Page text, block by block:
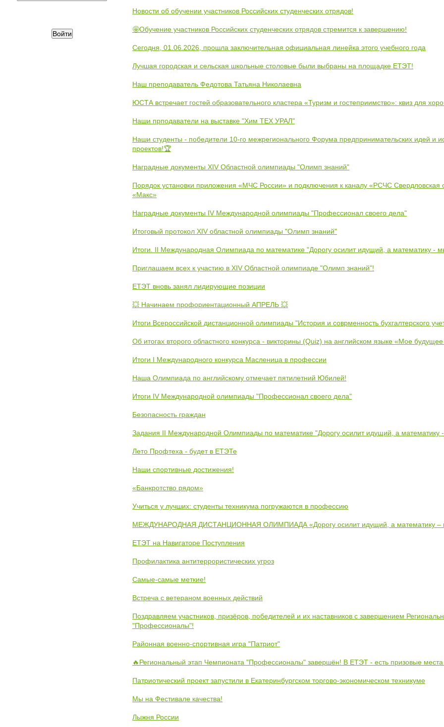
Новости об обучении участников Российских студенческих отрядов!
🤩Обучение участников Российских студенческих отрядов стремится к завершению!
Сегодня, 01.06.2026, прошла заключительная официальная линейка этого учебного года
Лучшая городская и сельская школьные столовые были выбраны на площадке ЕТЭТ!
Наш преподаватель Федотова Татьяна Николаевна
ЮСТА встречает гостей образовательного кластера «Туризм и гостеприимство»: квиз для
Наши прподаватели на выставке "Хим ТЕХ УРАЛ"
Наши студенты - победители 10-го межрегионального Форума предпринимательских идей и
проектов!🏆
Наградные документы XIV Областной олимпиады "Олимп знаний"
Порядок установки приложения «МЧС России» и подключения к каналу «РСЧС Свердловская
«Макс»
Наградные документы IV Международной олимпиады "Профессионал своего дела"
Итоговый протокол XIV областной олимпиады "Олимп знаний"
Итоги. II Международная Олимпиада по математике "Дорогу осилит идущий, а математику -
Приглашаем всех к участию в XIV Областной олимпиаде "Олимп знаний"!
ЕТЭТ вновь занял лидирующие позиции
💥 Начинаем профориентационный АПРЕЛЬ 💥
Итоги Всероссийской дистанционной олимпиады "История и соврменность бухгалтерского
Об итогах второго областного конкурса - викторины (Quiz) на английском языке «Мое
Итоги I Международного конкурса Масленица в профессии
Наша Олимпиада по английскому отмечает пятилетний Юбилей!
Итоги IV Международной олимпиады "Профессионал своего дела"
Безопасность граждан
Задания II Международной Олимпиады по математике "Дорогу осилит идущий, а
Лето Профтеха - будет в ЕТЭТе
Наши спортивные достижения!
«Банкротство рядом»
Учиться у лучших: студенты техникума погружаются в профессию
МЕЖДУНАРОДНАЯ ДИСТАНЦИОННАЯ ОЛИМПИАДА «Дорогу осилит идущий, а математику –
ЕТЭТ на Навигаторе Поступления
Профилактика антитеррористических угроз
Самые-самые меткие!
Встреча с ветераном военных действий
Поздравляем участников, призёров, победителей и их наставников с завершением
"Профессионалы"!
Районная военно-спортивная игра "Патриот"
🔥Региональный этап Чемпионата "Профессионалы" завершён! В ЕТЭТ - есть призовые
Патриотический проект запустили в Екатеринбургском торгово-экономическом техникуме
Мы на Фестивале качества!
Лыжня России